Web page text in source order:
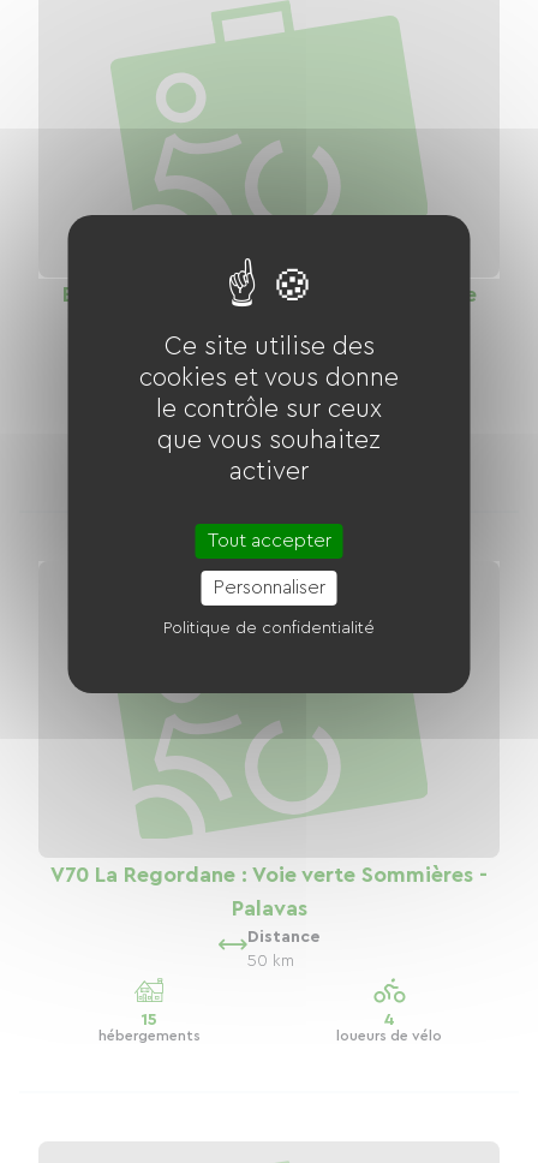
Euro Vélo 8 La Méditerranée à Vélo : Voie
Distance
69 km
22
hébergements
V70 La Regordane : Voie verte Sommières -
Palavas
Distance
50 km
15
hébergements
4
loueurs de vélo
Ce site utilise des
cookies et vous donne
le contrôle sur ceux
que vous souhaitez
activer
Tout accepter
Personnaliser
Politique de confidentialité